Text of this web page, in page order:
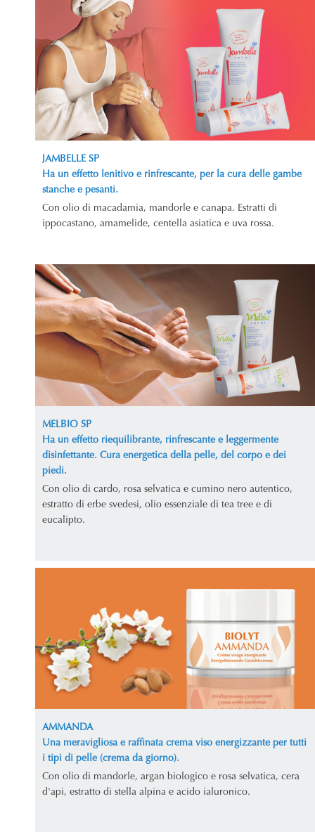
JAMBELLE SP
Ha un effetto lenitivo e rinfrescante, per la cura delle gambe
stanche e pesanti.
Con olio di macadamia, mandorle e canapa. Estratti di
ippocastano, amamelide, centella asiatica e uva rossa.
MELBIO SP
Ha un effetto riequilibrante, rinfrescante e leggermente
disinfettante. Cura energetica della pelle, del corpo e dei
piedi.
Con olio di cardo, rosa selvatica e cumino nero autentico,
estratto di erbe svedesi, olio essenziale di tea tree e di
eucalipto.
AMMANDA
Una meravigliosa e raffinata crema viso energizzante per tutti
i tipi di pelle (crema da giorno).
Con olio di mandorle, argan biologico e rosa selvatica, cera
d'api, estratto di stella alpina e acido ialuronico.